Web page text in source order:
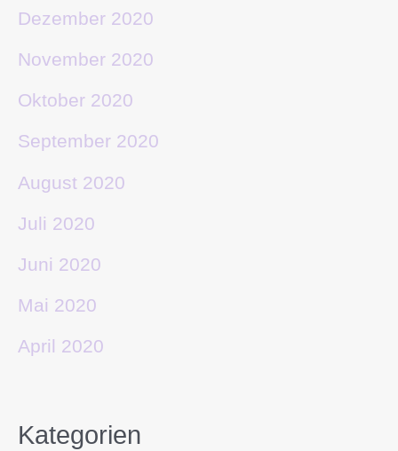
Dezember 2020
November 2020
Oktober 2020
September 2020
August 2020
Juli 2020
Juni 2020
Mai 2020
April 2020
Kategorien